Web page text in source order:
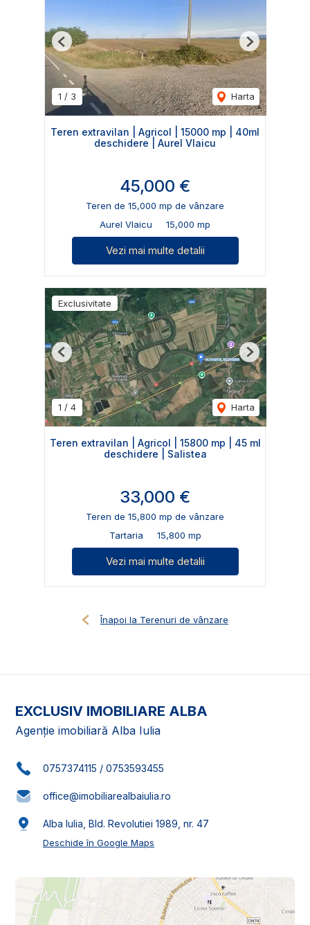
1 / 3 Harta
Previous Next
Teren extravilan | Agricol | 15000 mp | 40ml
deschidere | Aurel Vlaicu
45,000 €
Teren de 15,000 mp de vânzare
Aurel Vlaicu
15,000 mp
Vezi mai multe detalii
Exclusivitate
1 / 4 Harta
Previous Next
Teren extravilan | Agricol | 15800 mp | 45 ml
deschidere | Salistea
33,000 €
Teren de 15,800 mp de vânzare
Tartaria
15,800 mp
Vezi mai multe detalii
Înapoi la Terenuri de vânzare
EXCLUSIV IMOBILIARE ALBA
Agenție imobiliară Alba Iulia
0757374115 / 0753593455
office@imobiliarealbaiulia.ro
Alba Iulia, Bld. Revolutiei 1989, nr. 47
Deschide în Google Maps